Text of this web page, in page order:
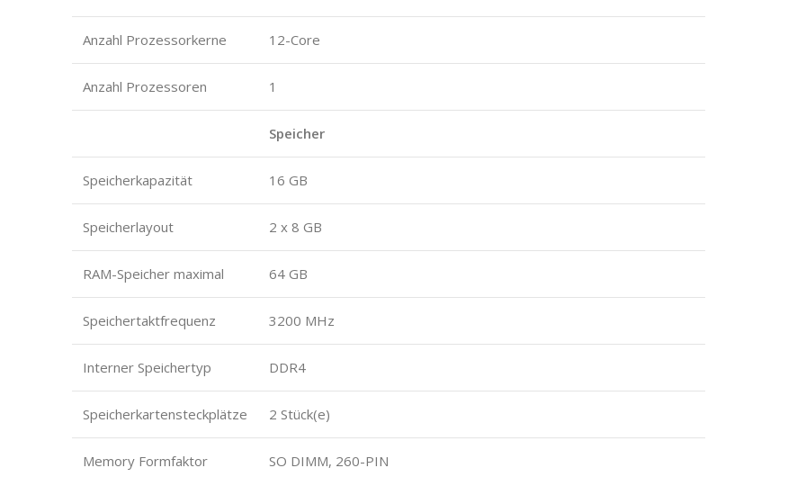
Anzahl Prozessorkerne 12-Core
Anzahl Prozessoren 1
Speicher
Speicherkapazität 16 GB
Speicherlayout 2 x 8 GB
RAM-Speicher maximal 64 GB
Speichertaktfrequenz 3200 MHz
Interner Speichertyp DDR4
Speicherkartensteckplätze 2 Stück(e)
Memory Formfaktor SO DIMM, 260-PIN